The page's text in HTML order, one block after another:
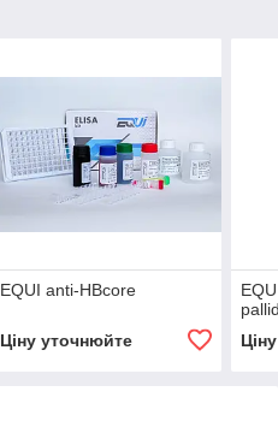
EQUI anti-HBcore
Ціну уточнюйте